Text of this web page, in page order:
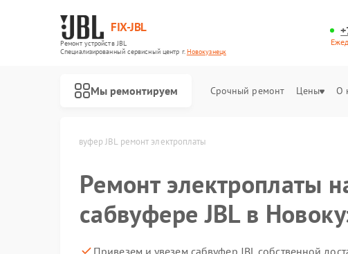
FIX-JBL
Ремонт устройств JBL
Специализированный cервисный центр г.Новокузнецк
Мы ремонтируем Срочный ремонт Цены О
Сабвуфер JBL ремонт электроплаты
Ремонт электроплаты
сабвуфере JBL в
Привезем и увезем сабвуфер JBL собственной